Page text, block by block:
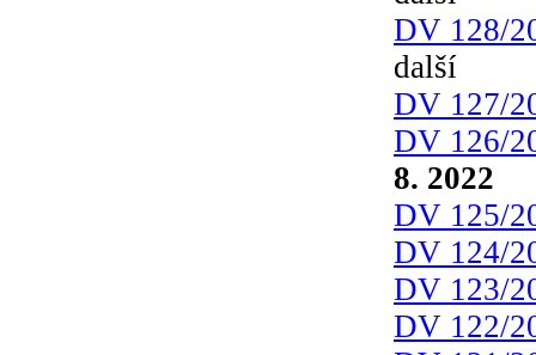
DV 128/
další
DV 127/
DV 126/
8. 2022
DV 125/
DV 124/
DV 123/
DV 122/